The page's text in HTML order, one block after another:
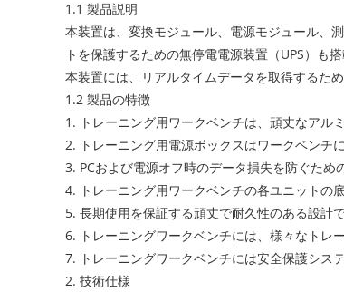
1.1 製品説明
本装置は、変換モジュール、電源モジュール、
トを保護するための無停電電源装置（UPS）も搭
本装置には、リアルタイムデータを取得するた
1.2 製品の特徴
1. トレーニング用ワークベンチは、頑丈なアル
2. トレーニング用電源ボックスはワークベンチ
3. PCおよび電源オフ時のデータ損失を防ぐため
4. トレーニング用ワークベンチの各ユニットの
5. 長期使用を保証する頑丈で耐久性のある設計で
6. トレーニングワークベンチには、様々なトレ
7. トレーニングワークベンチには安全保護シス
2. 技術仕様